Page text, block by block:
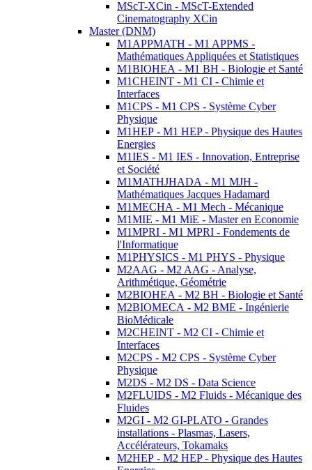
MScT-XCin - MScT-Extended
Cinematography XCin
Master (DNM)
M1APPMATH - M1 APPMS -
Mathématiques Appliquées et Statistiques
M1BIOHEA - M1 BH - Biologie et Santé
M1CHEINT - M1 CI - Chimie et
Interfaces
M1CPS - M1 CPS - Système Cyber
Physique
M1HEP - M1 HEP - Physique des Hautes
Energies
M1IES - M1 IES - Innovation, Entreprise
et Société
M1MATHJHADA - M1 MJH -
Mathématiques Jacques Hadamard
M1MECHA - M1 Mech - Mécanique
M1MIE - M1 MiE - Master en Economie
M1MPRI - M1 MPRI - Fondements de
l'Informatique
M1PHYSICS - M1 PHYS - Physique
M2AAG - M2 AAG - Analyse,
Arithmétique, Géométrie
M2BIOHEA - M2 BH - Biologie et Santé
M2BIOMECA - M2 BME - Ingénierie
BioMédicale
M2CHEINT - M2 CI - Chimie et
Interfaces
M2CPS - M2 CPS - Système Cyber
Physique
M2DS - M2 DS - Data Science
M2FLUIDS - M2 Fluids - Mécanique des
Fluides
M2GI - M2 GI-PLATO - Grandes
installations - Plasmas, Lasers,
Accélérateurs, Tokamaks
M2HEP - M2 HEP - Physique des Hautes